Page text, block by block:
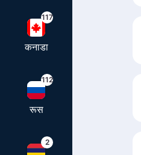
117
कनाडा
112
रूस
2